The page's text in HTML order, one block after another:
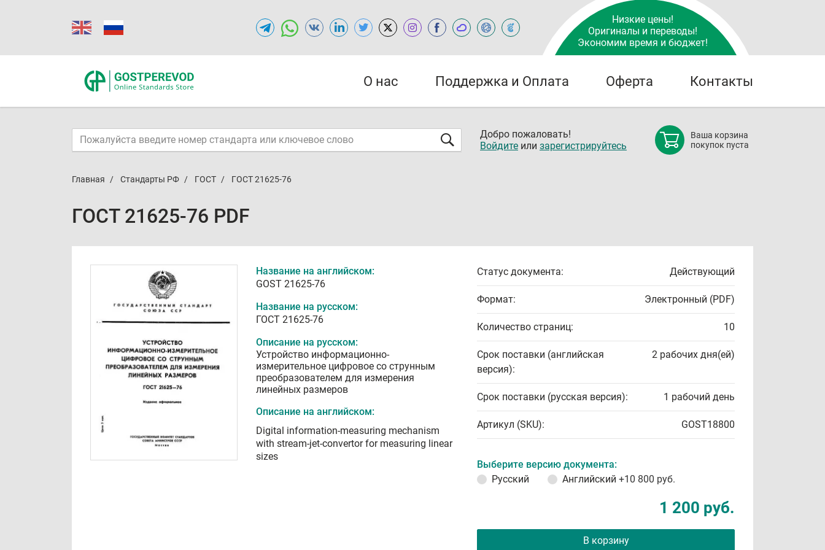
Низкие цены!
Оригиналы и переводы!
Экономим время и бюджет!
О нас Поддержка и Оплата Оферта Контакты
Добро пожаловать!
Войдите или зарегистрируйтесь
Ваша корзина
покупок пуста
Главная Стандарты РФ ГОСТ ГОСТ 21625-76
ГОСТ 21625-76 PDF
Название на английском:
GOST 21625-76
Название на русском:
ГОСТ 21625-76
Описание на русском:
Устройство информационно-
измерительное цифровое со струнным
преобразователем для измерения
линейных размеров
Описание на английском:
Digital information-measuring mechanism
with stream-jet-convertor for measuring linear
sizes
Статус документа: Действующий
Формат: Электронный (PDF)
Количество страниц: 10
Срок поставки (английская
версия):
2 рабочих дня(ей)
Срок поставки (русская версия): 1 рабочий день
Артикул (SKU): GOST18800
Выберите версию документа:
Русский
Английский +10 800 руб.
1 200 руб.
В корзину